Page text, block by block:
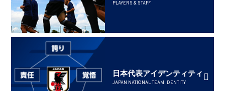
PLAYERS & STAFF
日本代表アイデンティティ
JAPAN NATIONAL TEAM IDENTITY